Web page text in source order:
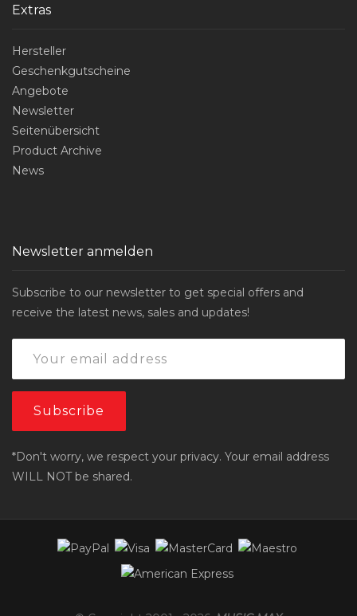
Extras
Hersteller
Geschenkgutscheine
Angebote
Newsletter
Seitenübersicht
Product Archive
News
Newsletter anmelden
Subscribe to our newsletter to get special offers and
receive the latest news, sales and updates!
*Don't worry, we respect your privacy. Your email address
WILL NOT be shared.